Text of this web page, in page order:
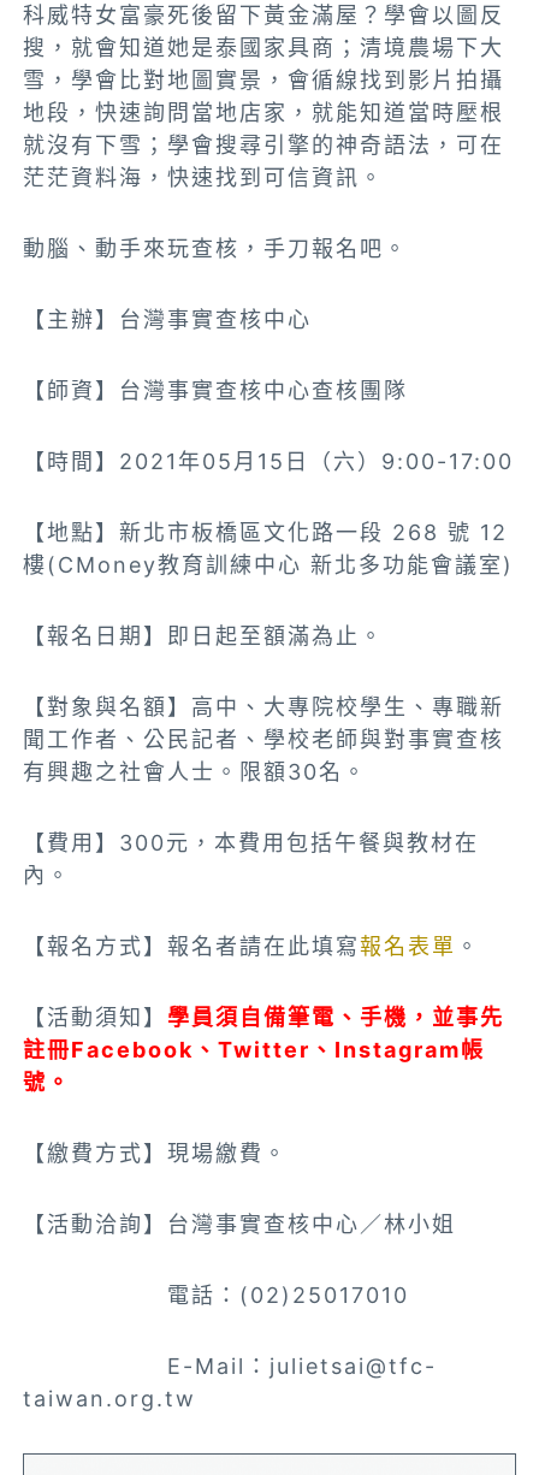
科威特女富豪死後留下黃金滿屋？學會以圖反
搜，就會知道她是泰國家具商；清境農場下大
雪，學會比對地圖實景，會循線找到影片拍攝
地段，快速詢問當地店家，就能知道當時壓根
就沒有下雪；學會搜尋引擎的神奇語法，可在
茫茫資料海，快速找到可信資訊。
動腦、動手來玩查核，手刀報名吧。
【主辦】台灣事實查核中心
【師資】台灣事實查核中心查核團隊
【時間】2021年05月15日（六）9:00-17:00
【地點】新北市板橋區文化路一段 268 號 12
樓(CMoney教育訓練中心 新北多功能會議室)
【報名日期】即日起至額滿為止。
【對象與名額】高中、大專院校學生、專職新
聞工作者、公民記者、學校老師與對事實查核
有興趣之社會人士。限額30名。
【費用】300元，本費用包括午餐與教材在
內。
【報名方式】報名者請在此填寫報名表單 。
【活動須知】 學員須自備筆電、手機，並事先
註冊Facebook、Twitter、Instagram帳
號。
【繳費方式】現場繳費。
【活動洽詢】台灣事實查核中心／林小姐
電話：(02)25017010
E-Mail： julietsai@tfc-
taiwan.org.tw